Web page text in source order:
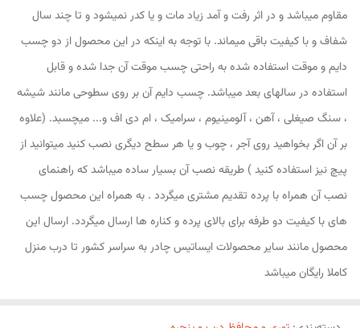
مقاوم میباشد و در اثر رفت و آمد زیاد مات و یا کدر نمیشود و تا چند سال
شفاف و با کیفیت باقی میماند. با توجه به اینکه در این محصول از دو چسب
دایم و موقت استفاده شده به راحتی چسب موقت آن جدا شده و قابل
استفاده در سالهای بعد میباشد. چسب دایم آن بر روی سطوحی مانند شیشه
، سنگ صیغلی ، آهن ، آلومینیوم ، سرامیک ، ام دی اف و... میچسبد. (علاوه
بر آن اگر بخواهید روی آجر ، چوب و یا هر سطح دیگری نصب کنید میتوانید از
پیچ نیز استفاده کنید ) طریقه نصب آن بسیار ساده میباشد که راهنمای
نصب آن همراه با پرده تقدیم مشتری میگردد . به همراه این محصول چسب
های با کیفیت دو طرفه برای بالای پرده و کناره ها ارسال میگردد. ارسال این
محصول مانند سایر محصولات ایساتیس چادر به سراسر کشور تا درب منزل
کاملا رایگان میباشد